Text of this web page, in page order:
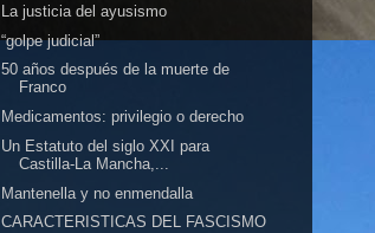
La justicia del ayusismo
“golpe judicial”
50 años después de la muerte de
Franco
Medicamentos: privilegio o derecho
Un Estatuto del siglo XXI para
Castilla‑La Mancha,...
Mantenella y no enmendalla
CARACTERISTICAS DEL FASCISMO